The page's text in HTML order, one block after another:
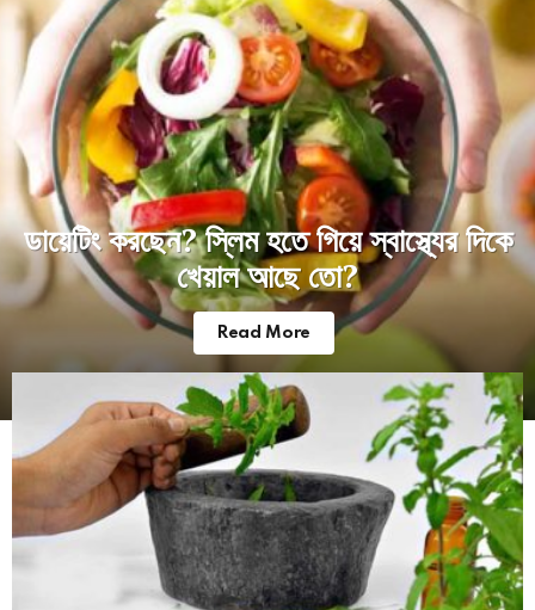
ডায়েটিং করছেন? স্লিম হতে গিয়ে স্বাস্থ্যের দিকে
খেয়াল আছে তো?
Read More